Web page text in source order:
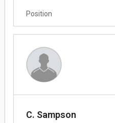
Position
C. Sampson